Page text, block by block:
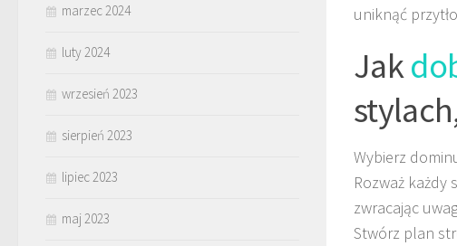
uniknąć
Jak
Wybierz
Rozważ
zwracając
Stwórz plan
marzec 2024
luty 2024
wrzesień 2023
sierpień 2023
lipiec 2023
maj 2023